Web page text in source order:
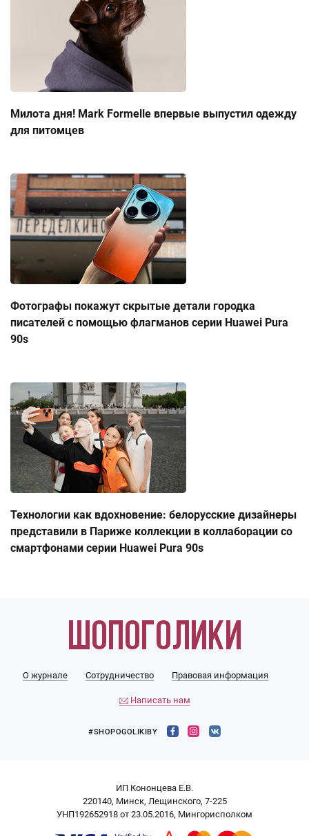
Милота дня! Mark Formelle впервые выпустил одежду
для питомцев
Фотографы покажут скрытые детали городка
писателей с помощью флагманов серии Huawei Pura
90s
Технологии как вдохновение: белорусские дизайнеры
представили в Париже коллекции в коллаборации со
смартфонами серии Huawei Pura 90s
О журнале Сотрудничество Правовая информация
Написать нам
#SHOPOGOLIKIBY
ИП Кононцева Е.В.
220140, Минск, Лещинского, 7-225
УНП192652918 от 23.05.2016, Мингорисполком